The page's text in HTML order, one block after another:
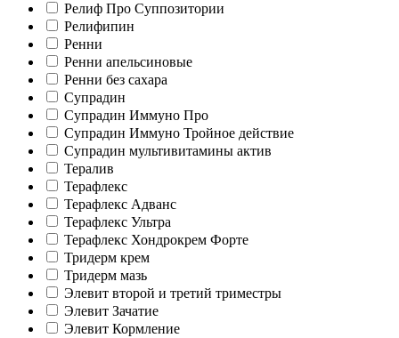
Релиф Про Суппозитории
Релифипин
Ренни
Ренни апельсиновые
Ренни без сахара
Супрадин
Супрадин Иммуно Про
Супрадин Иммуно Тройное действие
Супрадин мультивитамины актив
Тералив
Терафлекс
Терафлекс Адванс
Терафлекс Ультра
Терафлекс Хондрокрем Форте
Тридерм крем
Тридерм мазь
Элевит второй и третий триместры
Элевит Зачатие
Элевит Кормление